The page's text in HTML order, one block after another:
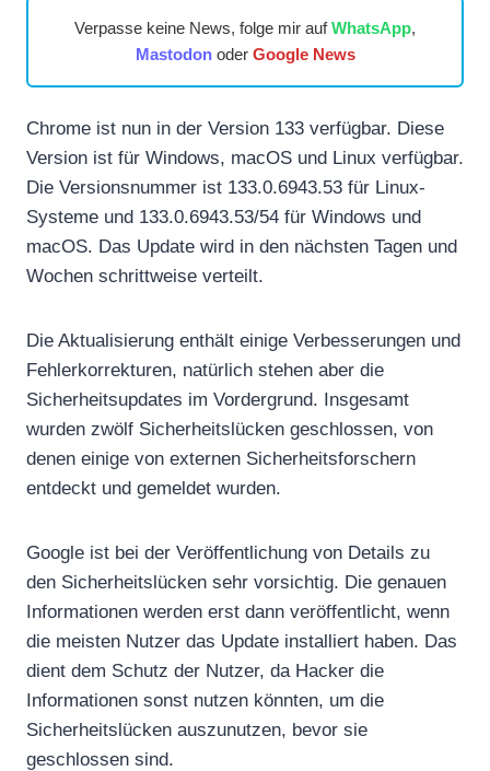
Verpasse keine News, folge mir aufWhatsApp,
Mastodonoder Google News
Chrome ist nun in der Version 133 verfügbar. Diese
Version ist für Windows, macOS und Linux verfügbar.
Die Versionsnummer ist 133.0.6943.53 für Linux-
Systeme und 133.0.6943.53/54 für Windows und
macOS. Das Update wird in den nächsten Tagen und
Wochen schrittweise verteilt.
Die Aktualisierung enthält einige Verbesserungen und
Fehlerkorrekturen, natürlich stehen aber die
Sicherheitsupdates im Vordergrund. Insgesamt
wurden zwölf Sicherheitslücken geschlossen, von
denen einige von externen Sicherheitsforschern
entdeckt und gemeldet wurden.
Google ist bei der Veröffentlichung von Details zu
den Sicherheitslücken sehr vorsichtig. Die genauen
Informationen werden erst dann veröffentlicht, wenn
die meisten Nutzer das Update installiert haben. Das
dient dem Schutz der Nutzer, da Hacker die
Informationen sonst nutzen könnten, um die
Sicherheitslücken auszunutzen, bevor sie
geschlossen sind.